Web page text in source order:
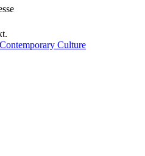
Culture